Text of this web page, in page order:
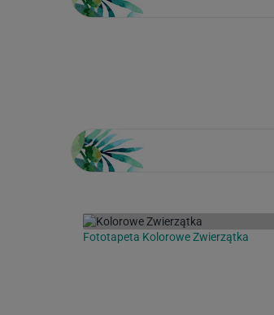
Fototapeta Kolorowe Zwierzątka